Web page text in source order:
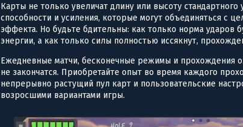
Карты не только увеличат длину или высоту
способности и усиления, которые могут объединяться с
эффекта. Но будьте бдительны: как только норма ударов
энергии, а как только силы полностью иссякнут,
Ежедневные матчи, бесконечные режимы и прохождения
не закончатся. Приобретайте опыт во время каждого
непрерывно растущий пул карт и пользовательские
возросшими вариантами игры.